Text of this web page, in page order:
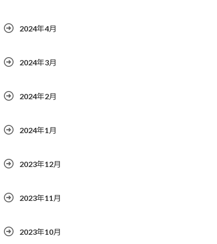
2024年4月
2024年3月
2024年2月
2024年1月
2023年12月
2023年11月
2023年10月